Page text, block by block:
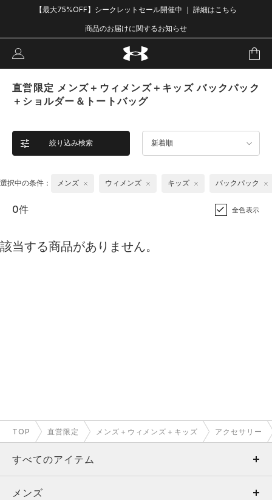
【最大75%OFF】シークレットセール開催中 ｜ 詳細はこちら
商品のお届けに関するお知らせ
直営限定 メンズ＋ウィメンズ＋キッズ バックパック
＋ショルダー＆トートバッグ
絞り込み検索 新着順
選択中の条件： メンズ ウィメンズ キッズ バックパック
0件 全色表示
該当する商品がありません。
TOP 直営限定 メンズ＋ウィメンズ＋キッズ アクセサリー
すべてのアイテム
メンズ
メンズ